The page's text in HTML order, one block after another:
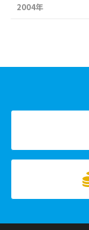
2004年